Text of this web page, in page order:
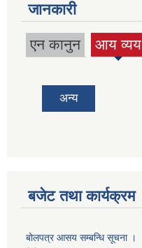
जानकारी
एन कानुन आय व्यय
(active
अन्य
बजेट तथा कार्यक्रम
बोलपत्र आसय सम्बन्धि सूचना ।